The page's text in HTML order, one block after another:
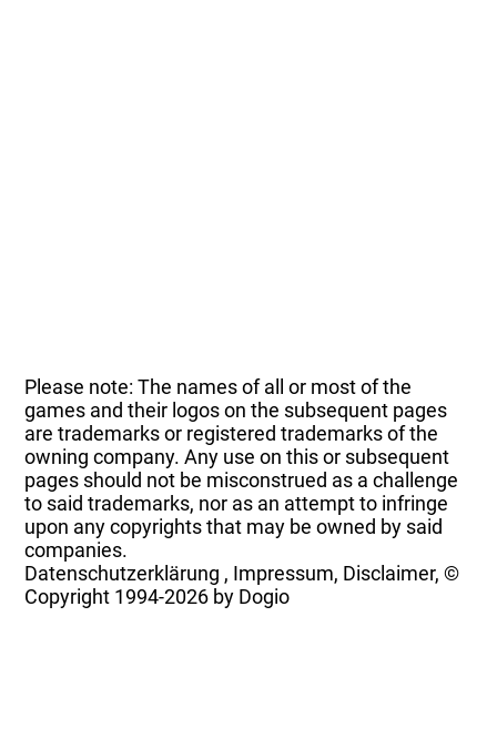
Please note: The names of all or most of the
games and their logos on the subsequent pages
are trademarks or registered trademarks of the
owning company. Any use on this or subsequent
pages should not be misconstrued as a challenge
to said trademarks, nor as an attempt to infringe
upon any copyrights that may be owned by said
companies.
Datenschutzerklärung , Impressum, Disclaimer, ©
Copyright 1994-2026 by Dogio